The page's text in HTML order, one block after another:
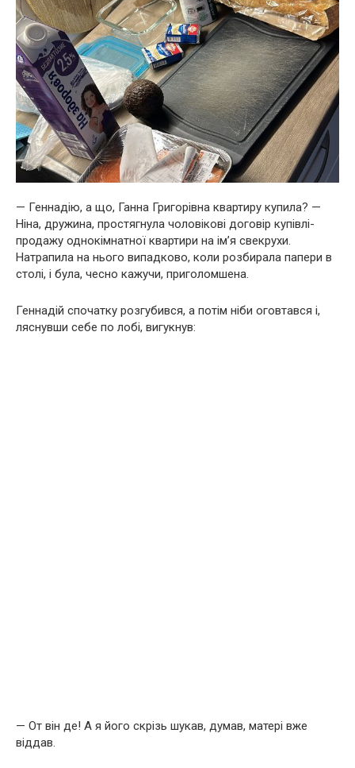
— Геннадію, а що, Ганна Григорівна квартиру купила? —
Ніна, дружина, простягнула чоловікові договір купівлі-
продажу однокімнатної квартири на ім’я свекрухи.
Натрапила на нього випадково, коли розбирала папери в
столі, і була, чесно кажучи, приголомшена.
Геннадій спочатку розгубився, а потім ніби оговтався і,
ляснувши себе по лобі, вигукнув:
— От він де! А я його скрізь шукав, думав, матері вже
віддав.